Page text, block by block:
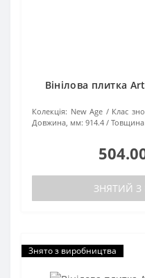
Вінілова плитка
Колекція: New Age Клас
Довжина, мм: 914.4
ЗНЯТИЙ
Знято з виробництва